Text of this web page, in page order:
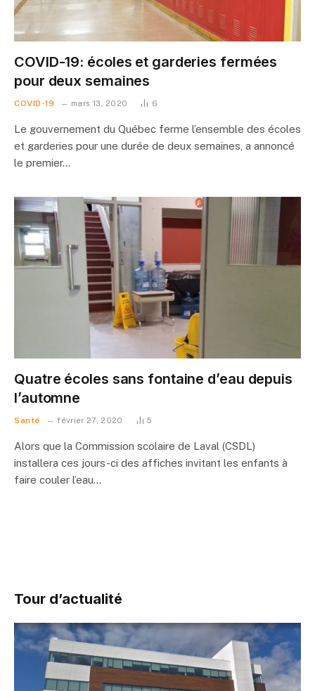
COVID-19: écoles et garderies fermées
pour deux semaines
COVID-19 mars 13, 2020 6
Le gouvernement du Québec ferme l’ensemble des écoles
et garderies pour une durée de deux semaines, a annoncé
le premier…
Quatre écoles sans fontaine d’eau depuis
l’automne
Santé février 27, 2020 5
Alors que la Commission scolaire de Laval (CSDL)
installera ces jours-ci des affiches invitant les enfants à
faire couler l’eau…
Tour d’actualité